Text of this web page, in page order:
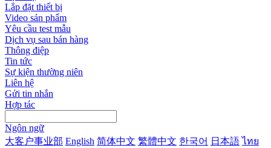
Lắp đặt thiết bị
Video sản phẩm
Yêu cầu test mẫu
Dịch vụ sau bán hàng
Thông điệp
Tin tức
Sự kiện thường niên
Liên hệ
Gửi tin nhắn
Hợp tác
Ngôn ngữ
大客户事业部 English 简体中文 繁體中文 한국어 日本語 ไทย